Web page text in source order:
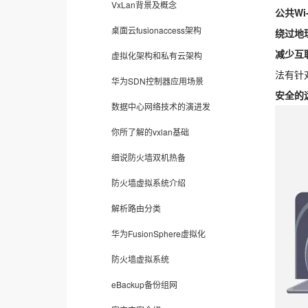
VxLan背景及概念
桌面云fusionaccess架构
虚拟化架构和私有云架构
华为SDN控制器应用场景
数据中心网络技术的演进发
你所了解的vxlan基础
细说防火墙双机热备
防火墙虚拟系统介绍
解析路由分类
华为FusionSphere虚拟化
防火墙虚拟系统
eBackup备份组网
公共
绕过地
减少互
法有针
安全的